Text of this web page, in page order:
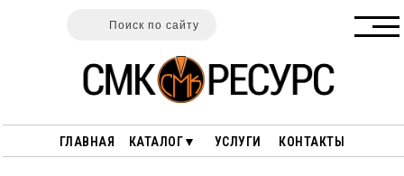
КАТАЛОГ▼
ГЛАВНАЯ УСЛУГИ КОНТАКТЫ
Поиск по сайту